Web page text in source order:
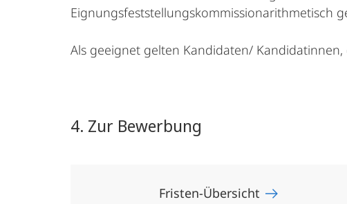
Eignungsfeststellungskommissionarithmetisch
Als geeignet gelten Kandidaten/
4. Zur Bewerbung
Fristen-Übersicht